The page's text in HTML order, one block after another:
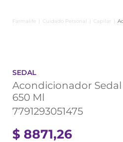
Cuidado Personal Capilar
SEDAL
Acondicionador
650 Ml
7791293051475
$ 8871,26